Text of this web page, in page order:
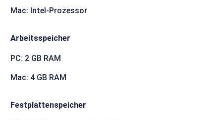
Mac: Intel-Prozessor
Arbeitsspeicher
PC: 2 GB RAM
Mac: 4 GB RAM
Festplattenspeicher